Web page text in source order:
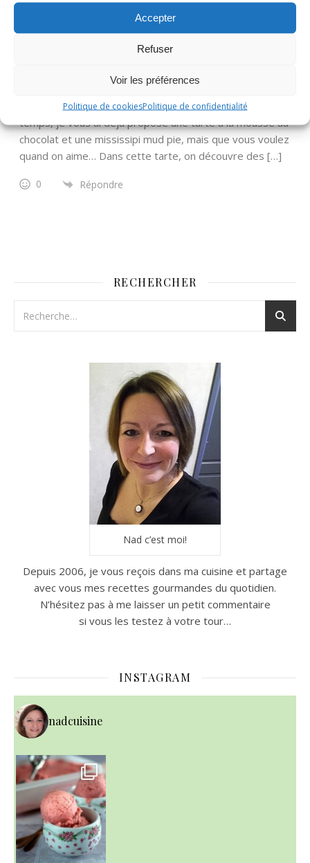
Accepter
Refuser
Voir les préférences
Politique de cookiesPolitique de confidentialité
Tarte à la mousse au chocolat et aux poires -
Quand Nad cuisine...
il y a 5 années
[…] au chocolat me direz-vous! C’est vrai que ces derniers
temps, je vous ai déjà proposé une tarte à la mousse au
chocolat et une mississipi mud pie, mais que vous voulez
quand on aime… Dans cette tarte, on découvre des […]
0 Répondre
RECHERCHER
Nad c’est moi!
Depuis 2006, je vous reçois dans ma cuisine et partage
avec vous mes recettes gourmandes du quotidien.
N’hésitez pas à me laisser un petit commentaire
si vous les testez à votre tour…
INSTAGRAM
nadcuisine
~ NICE CREAM À LA FRAISE ~
Presque un mois que